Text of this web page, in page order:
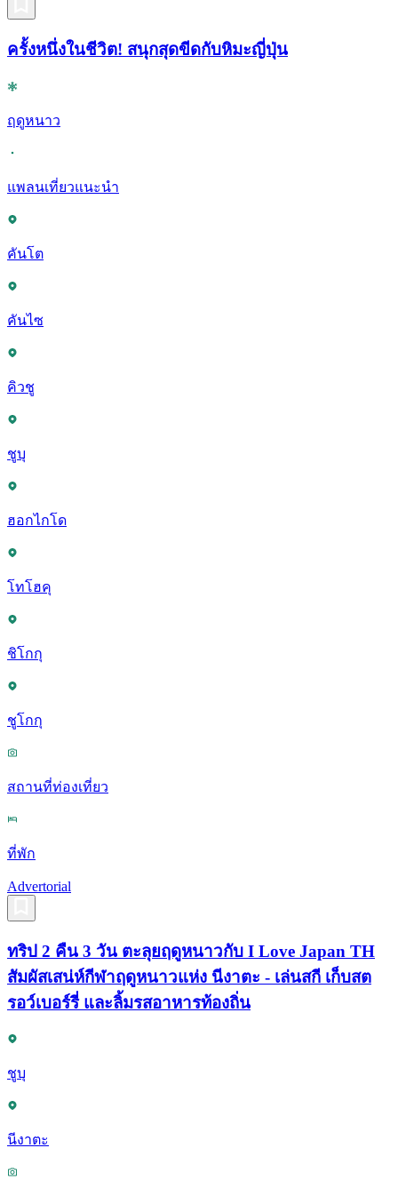
ครั้งหนึ่งในชีวิต! สนุกสุดขีดกับหิมะญี่ปุ่น
ฤดูหนาว
แพลนเที่ยวแนะนำ
คันโต
คันไซ
คิวชู
ชูบุ
ฮอกไกโด
โทโฮคุ
ชิโกกุ
ชูโกกุ
สถานที่ท่องเที่ยว
ที่พัก
Advertorial
ทริป 2 คืน 3 วัน ตะลุยฤดูหนาวกับ I Love Japan TH
สัมผัสเสน่ห์กีฬาฤดูหนาวแห่ง นีงาตะ - เล่นสกี เก็บสต
รอว์เบอร์รี่ และลิ้มรสอาหารท้องถิ่น
ชูบุ
นีงาตะ